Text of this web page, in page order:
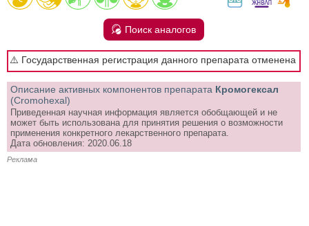
Поиск аналогов
⚠️ Государственная регистрация данного препарата отменена
Описание активных компонентов препарата Кромогексал
(Cromohexal)
Приведенная научная информация является обобщающей и не
может быть использована для принятия решения о возможности
применения конкретного лекарственного препарата.
Дата обновления: 2020.06.18
Реклама